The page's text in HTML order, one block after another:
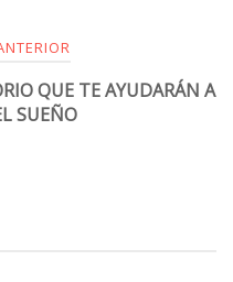
QUE TE AYUDARÁN A
SUEÑO